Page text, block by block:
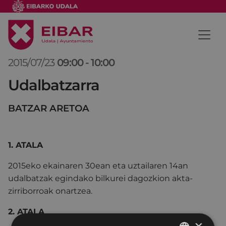
2015/07/23 09:00 -10:00
Udalbatzarra
BATZAR ARETOA
1. ATALA
2015eko ekainaren 30ean eta uztailaren 14an
udalbatzak egindako bilkurei dagozkion akta-
zirriborroak onartzea.
2. ATALA